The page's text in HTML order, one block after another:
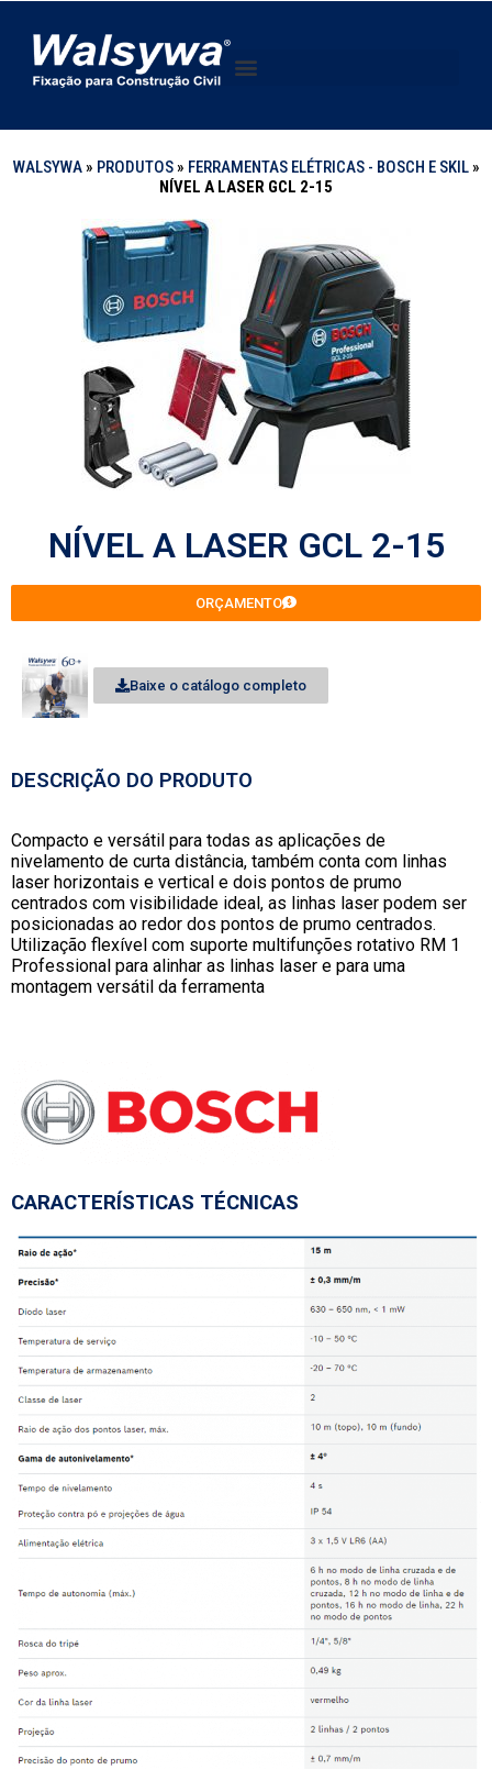
WALSYWA» PRODUTOS» FERRAMENTAS ELÉTRICAS - BOSCH E SKIL»
NÍVEL A LASER GCL 2-15
NÍVEL A LASER GCL 2-15
ORÇAMENTO
Baixe o catálogo completo
DESCRIÇÃO DO PRODUTO
Compacto e versátil para todas as aplicações de
nivelamento de curta distância, também conta com linhas
laser horizontais e vertical e dois pontos de prumo
centrados com visibilidade ideal, as linhas laser podem ser
posicionadas ao redor dos pontos de prumo centrados.
Utilização flexível com suporte multifunções rotativo RM 1
Professional para alinhar as linhas laser e para uma
montagem versátil da ferramenta
CARACTERÍSTICAS TÉCNICAS